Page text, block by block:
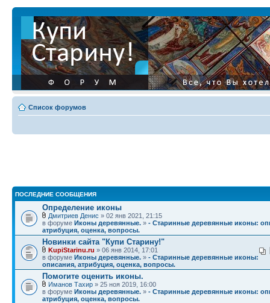
Список форумов
ПОСЛЕДНИЕ СООБЩЕНИЯ
Определение иконы
Дмитриев Денис » 02 янв 2021, 21:15
в форуме Иконы деревянные. » - Старинные деревянные иконы:
атрибуция, оценка, вопросы.
Новинки сайта "Купи Старину!"
KupiStarinu.ru » 06 янв 2014, 17:01
в форуме Иконы деревянные. » - Старинные деревянные иконы:
описания, атрибуция, оценка, вопросы.
Помогите оценить иконы.
Иманов Тахир » 25 ноя 2019, 16:00
в форуме Иконы деревянные. » - Старинные деревянные иконы:
атрибуция, оценка, вопросы.